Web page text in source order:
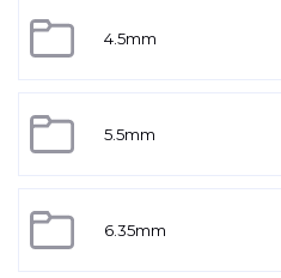
4.5mm
5.5mm
6.35mm